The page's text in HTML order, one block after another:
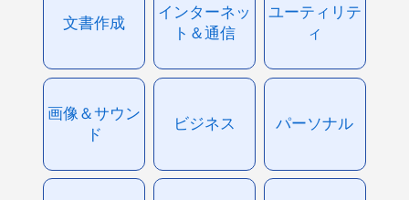
文書作成
インターネッ
ト＆通信
ユーティリテ
ィ
画像＆サウン
ド
ビジネス パーソナル